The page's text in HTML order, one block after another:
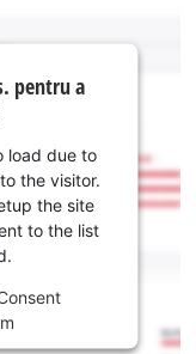
pentru a
load due to
the visitor.
the site
to the list